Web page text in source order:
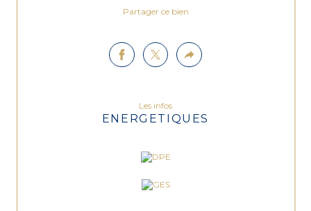
Partager ce bien
Les infos
ENERGETIQUES